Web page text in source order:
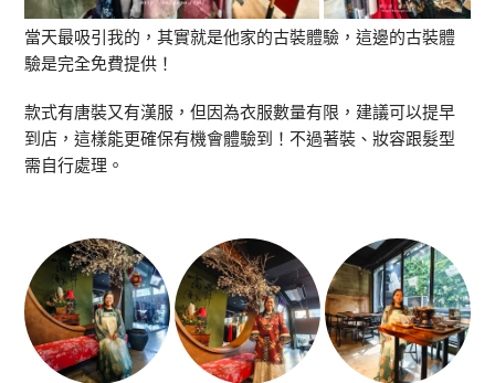
當天最吸引我的，其實就是他家的古裝體驗，這邊的古裝體
驗是完全免費提供！
款式有唐裝又有漢服，但因為衣服數量有限，建議可以提早
到店，這樣能更確保有機會體驗到！不過著裝、妝容跟髮型
需自行處理。